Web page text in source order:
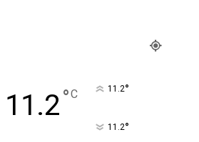
11.2°C 11.2°
11.2°